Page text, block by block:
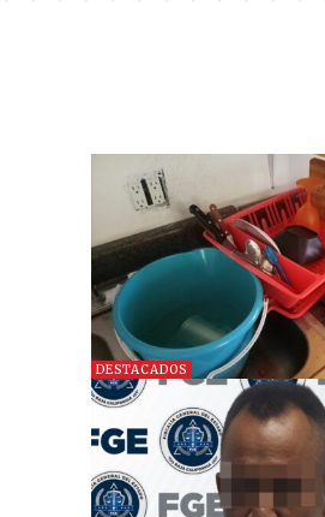
DESTACADOS